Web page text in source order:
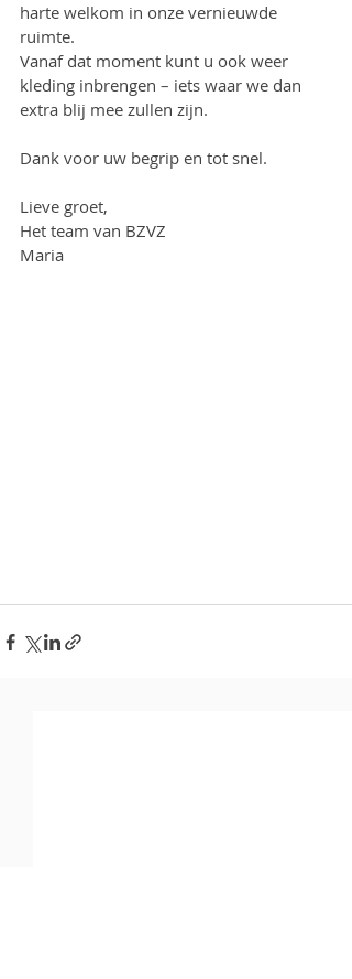
harte welkom in onze vernieuwde
ruimte.
Vanaf dat moment kunt u ook weer
kleding inbrengen – iets waar we dan
extra blij mee zullen zijn.
Dank voor uw begrip en tot snel.
Lieve groet,
Het team van BZVZ
Maria